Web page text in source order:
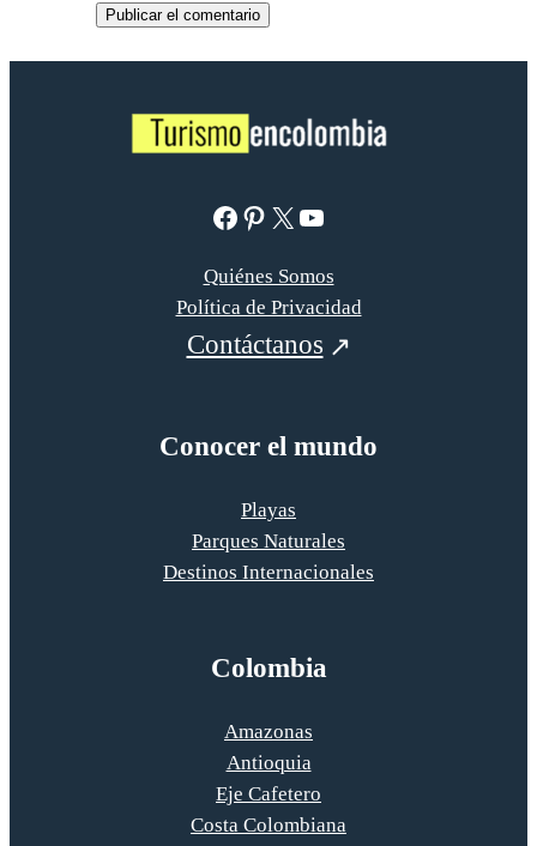
Facebook Pinterest X YouTube
Quiénes Somos
Política de Privacidad
Contáctanos
Conocer el mundo
Playas
Parques Naturales
Destinos Internacionales
Colombia
Amazonas
Antioquia
Eje Cafetero
Costa Colombiana